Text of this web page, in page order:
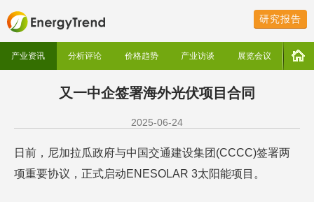
研究报告
产业资讯 分析评论 价格趋势 产业访谈 展览会议
又一中企签署海外光伏项目合同​
2025-06-24
日前，尼加拉瓜政府与中国交通建设集团(CCCC)签署两
项重要协议，正式启动ENESOLAR 3太阳能项目。